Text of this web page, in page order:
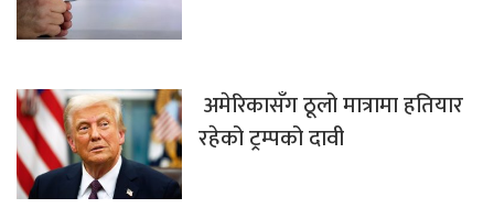
अमेरिकासँग ठूलो मात्रामा हतियार
रहेको ट्रम्पको दावी